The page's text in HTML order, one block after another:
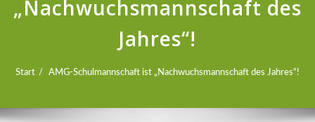
„Nachwuchsmannschaft des
Jahres“!
Start AMG-Schulmannschaft ist „Nachwuchsmannschaft des Jahres“!